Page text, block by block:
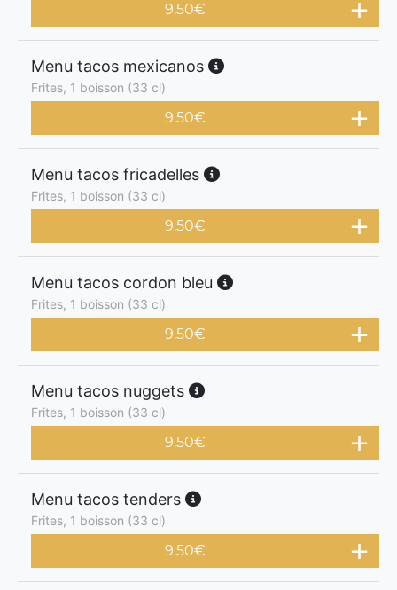
9.50€
Menu tacos mexicanos
Frites, 1 boisson (33 cl)
9.50€
Menu tacos fricadelles
Frites, 1 boisson (33 cl)
9.50€
Menu tacos cordon bleu
Frites, 1 boisson (33 cl)
9.50€
Menu tacos nuggets
Frites, 1 boisson (33 cl)
9.50€
Menu tacos tenders
Frites, 1 boisson (33 cl)
9.50€